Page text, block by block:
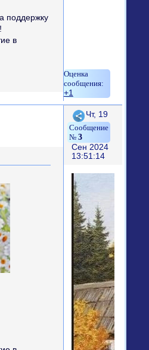
+1
Поделиться
3
Чт, 19
Сен 2024
13:51:14